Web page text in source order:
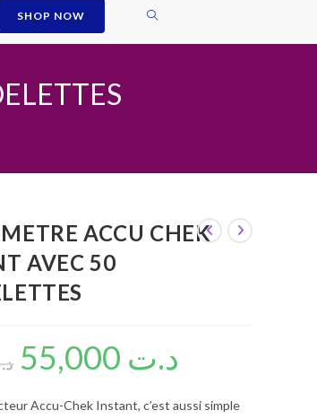
SHOP NOW TOGGLE
ACCU CHEK
AVEC 50
د.ت
Accu-Chek Instant, c’est aussi simple